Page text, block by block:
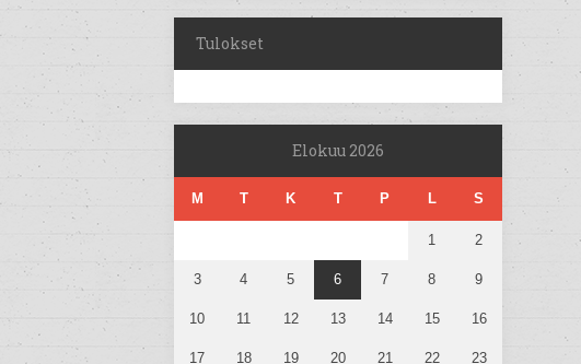
Tulokset
Elokuu 2026
M T K T P L S
1 2
3 4 5 6 7 8 9
10 11 12 13 14 15 16
17 18 19 20 21 22 23